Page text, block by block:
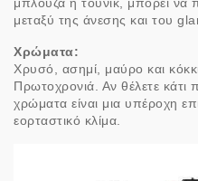
μεταξύ της άνεσης και του
Χρώματα:
Χρυσό, ασημί, μαύρο και
Πρωτοχρονιά. Αν θέλετε κάτι
χρώματα είναι μια υπέροχη
εορταστικό κλίμα.